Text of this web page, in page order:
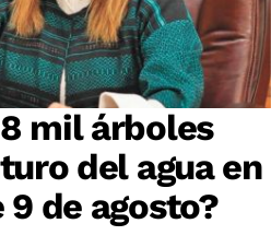
mil árboles
del agua en
de agosto?